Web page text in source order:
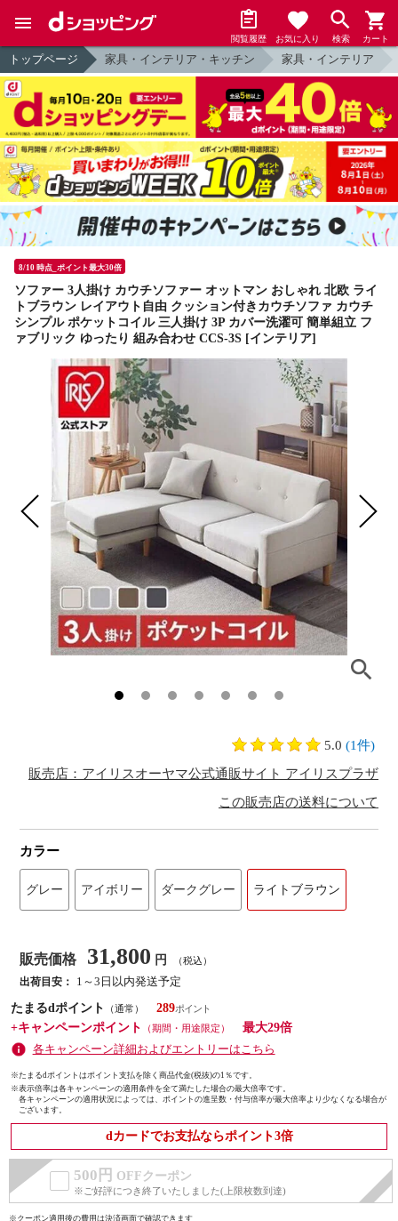
閲覧履歴 お気に入り 検索 カート
トップページ 家具・インテリア・キッチン 家具・インテリア
8/10 時点_ポイント最大30倍
ソファー 3人掛け カウチソファー オットマン おしゃれ 北欧 ライ
トブラウン レイアウト自由 クッション付きカウチソファ カウチ
シンプル ポケットコイル 三人掛け 3P カバー洗濯可 簡単組立 フ
ァブリック ゆったり 組み合わせ CCS-3S [インテリア]
5.0 (1件)
販売店：アイリスオーヤマ公式通販サイト アイリスプラザ
この販売店の送料について
カラー
グレー アイボリー ダークグレー ライトブラウン
販売価格 31,800 円 （税込）
出荷目安：
1～3日以内発送予定
たまるdポイント
（通常）
289
+キャンペーンポイント
（期間・用途限定）
最大29倍
各キャンペーン詳細およびエントリーはこちら
※たまるdポイントはポイント支払を除く商品代金(税抜)の1％です。
※表示倍率は各キャンペーンの適用条件を全て満たした場合の最大倍率です。
各キャンペーンの適用状況によっては、ポイントの進呈数・付与倍率が最大倍率より少なくなる場合が
ございます。
dカードでお支払ならポイント3倍
500円 OFFクーポン
※ご好評につき終了いたしました(上限枚数到達)
※クーポン適用後の費用は決済画面で確認できます